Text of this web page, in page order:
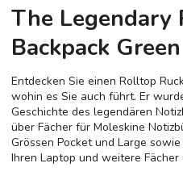
The Legendary
Backpack Green
Entdecken Sie einen Rolltop
wohin es Sie auch führt. Er
Geschichte des legendären
über Fächer für Moleskine
Grössen Pocket und Large
Ihren Laptop und weitere